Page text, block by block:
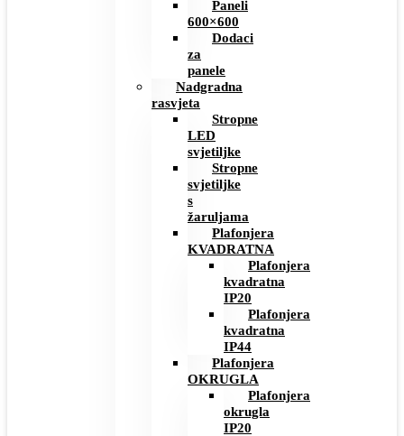
Paneli
600×600
Dodaci
za
panele
Nadgradna
rasvjeta
Stropne
LED
svjetiljke
Stropne
svjetiljke
s
žaruljama
Plafonjera
KVADRATNA
Plafonjera
kvadratna
IP20
Plafonjera
kvadratna
IP44
Plafonjera
OKRUGLA
Plafonjera
okrugla
IP20